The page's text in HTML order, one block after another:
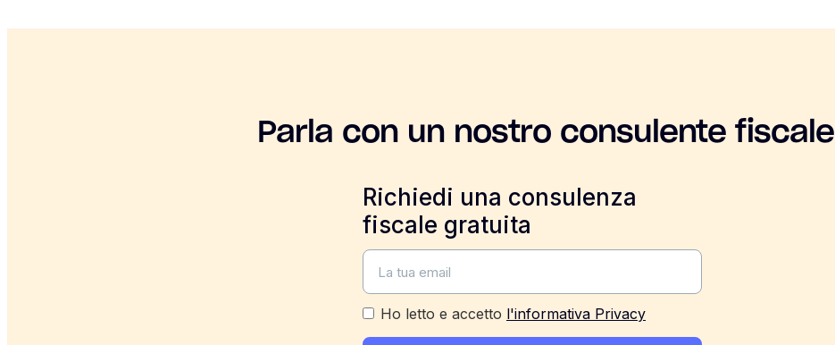
Parla con un nostro consulente fiscale
Richiedi una consulenza
fiscale gratuita
Ho letto e accetto l'informativa Privacy